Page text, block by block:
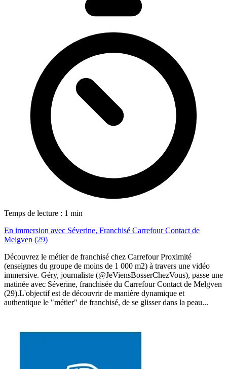
Temps de lecture : 1 min
En immersion avec Séverine, Franchisé Carrefour Contact de
Melgven (29)
Découvrez le métier de franchisé chez Carrefour Proximité
(enseignes du groupe de moins de 1 000 m2) à travers une vidéo
immersive. Géry, journaliste (@JeViensBosserChezVous), passe une
matinée avec Séverine, franchisée du Carrefour Contact de Melgven
(29).L'objectif est de découvrir de manière dynamique et
authentique le "métier" de franchisé, de se glisser dans la peau...